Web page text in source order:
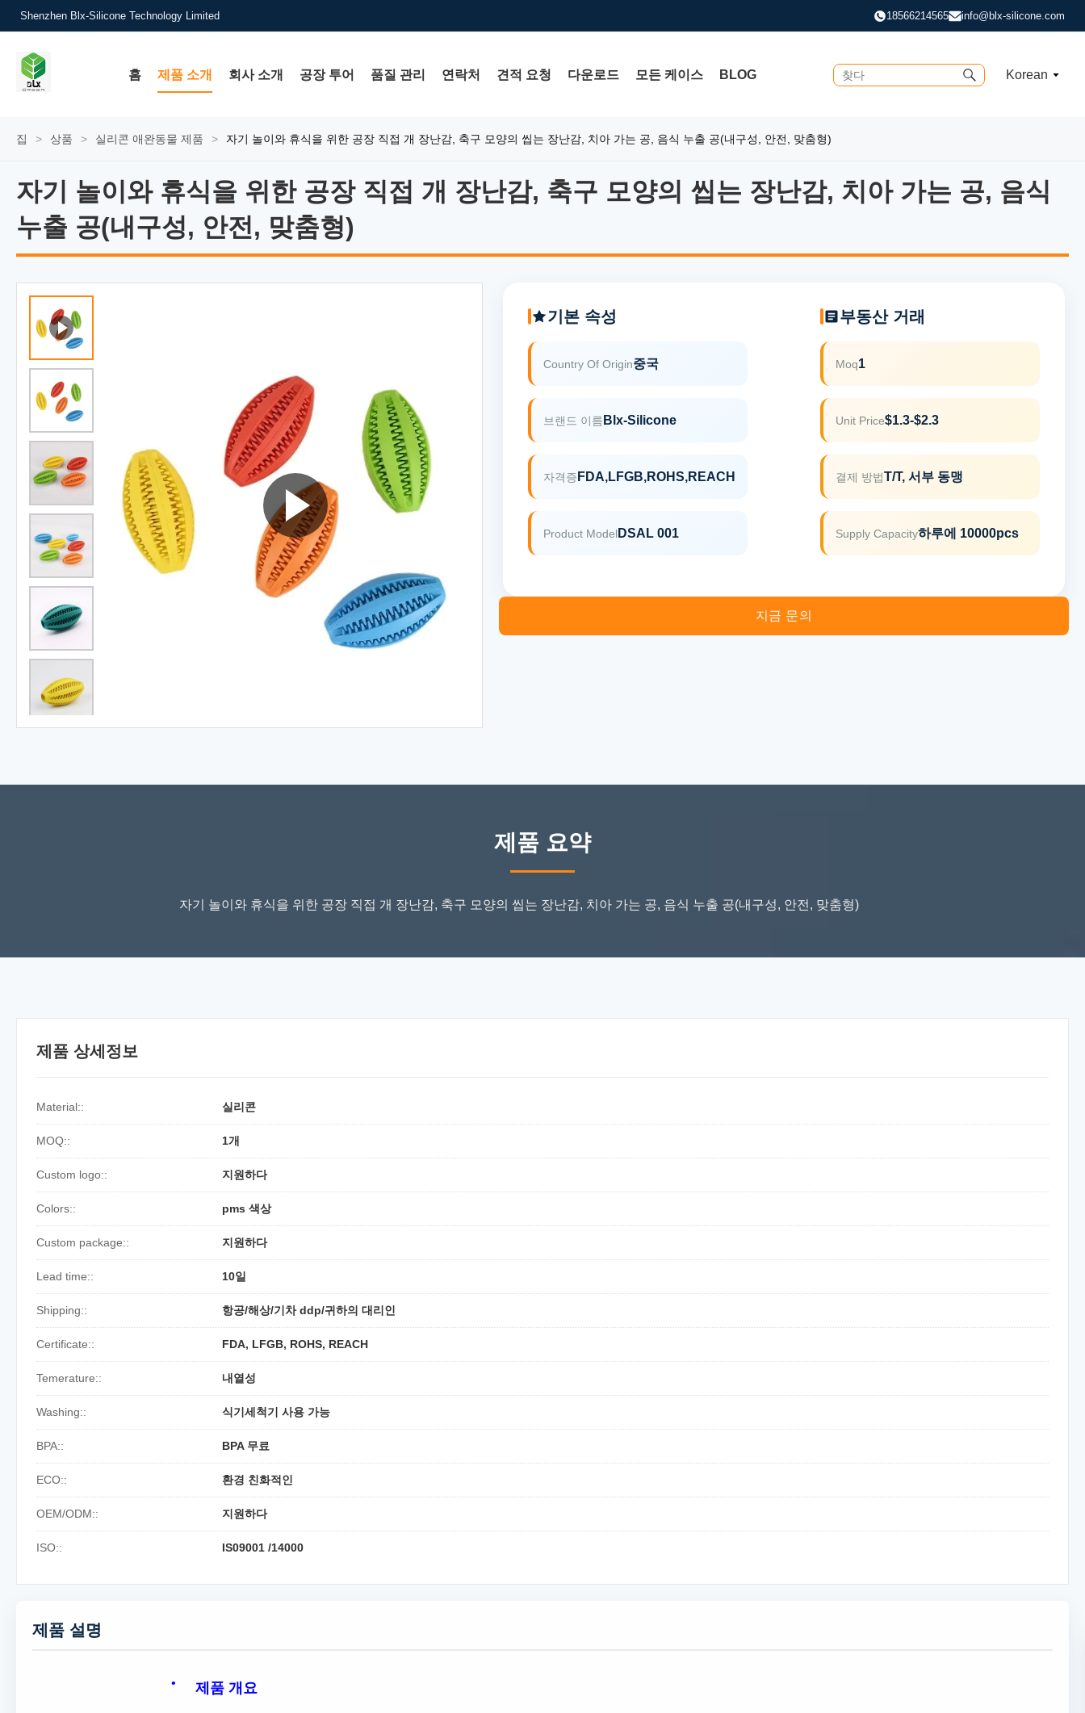
Shenzhen Blx-Silicone Technology Limited 18566214565 info@blx-silicone.com
홈 제품 소개 회사 소개 공장 투어 품질 관리 연락처 견적 요청 다운로드 모든 케이스 BLOG Korean
집 > 상품 > 실리콘 애완동물 제품 > 자기 놀이와 휴식을 위한 공장 직접 개 장난감, 축구 모양의 씹는 장난감, 치아 가는 공, 음식 누출 공(내구성, 안전, 맞춤형)
자기 놀이와 휴식을 위한 공장 직접 개 장난감, 축구 모양의 씹는 장난감, 치아 가는 공, 음식
누출 공(내구성, 안전, 맞춤형)
자기 놀이와 휴식을 위한 공장 직접 개 장난감, 축구 모양의 씹는 장난감, 치아 가는 공, 음식
기본 속성
Country Of Origin중국
브랜드 이름 Blx-Silicone
자격증 FDA,LFGB,ROHS,REACH
Product Model DSAL 001
부동산 거래
Moq1
Unit Price$1.3-$2.3
결제 방법T/T, 서부 동맹
Supply Capacity하루에 10000pcs
지금 문의
제품 요약
자기 놀이와 휴식을 위한 공장 직접 개 장난감, 축구 모양의 씹는 장난감, 치아 가는 공, 음식 누출 공(내구성, 안전, 맞춤형)
제품 상세정보
Material:: 실리콘
MOQ:: 1개
Custom logo:: 지원하다
Colors:: pms 색상
Custom package:: 지원하다
Lead time:: 10일
Shipping:: 항공/해상/기차 ddp/귀하의 대리인
Certificate:: FDA, LFGB, ROHS, REACH
Temerature:: 내열성
Washing:: 식기세척기 사용 가능
BPA:: BPA 무료
ECO:: 환경 친화적인
OEM/ODM:: 지원하다
ISO:: IS09001 /14000
제품 설명
제품 개요